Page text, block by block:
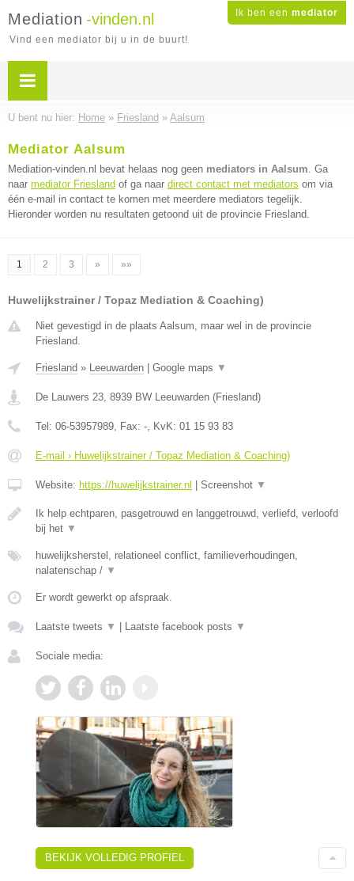
Ik ben een mediator
Mediation -vinden.nl
Vind een mediator bij u in de buurt!
U bent nu hier: Home » Friesland » Aalsum
Mediator Aalsum
Mediation-vinden.nl bevat helaas nog geen mediators in Aalsum. Ga
naar mediator Friesland of ga naar direct contact met mediators om via
één e-mail in contact te komen met meerdere mediators tegelijk.
Hieronder worden nu resultaten getoond uit de provincie Friesland.
1 2 3 » »»
Huwelijkstrainer / Topaz Mediation & Coaching)
Niet gevestigd in de plaats Aalsum, maar wel in de provincie
Friesland.
Friesland » Leeuwarden Google maps ▼
De Lauwers 23, 8939 BW Leeuwarden (Friesland)
Tel: 06-53957989, Fax: -, KvK: 01 15 93 83
E-mail › Huwelijkstrainer / Topaz Mediation & Coaching)
Website: https://huwelijkstrainer.nl Screenshot ▼
Ik help echtparen, pasgetrouwd en langgetrouwd, verliefd, verloofd
bij het ▼
huwelijksherstel, relationeel conflict, familieverhoudingen,
nalatenschap / ▼
Er wordt gewerkt op afspraak.
Laatste tweets ▼ Laatste facebook posts ▼
Sociale media:
BEKIJK VOLLEDIG PROFIEL